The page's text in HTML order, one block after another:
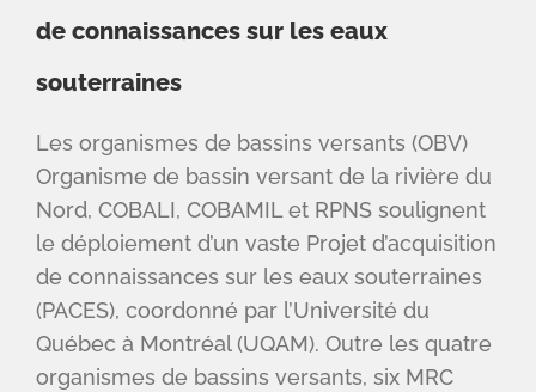
de connaissances sur les eaux
souterraines
Les organismes de bassins versants (OBV)
Organisme de bassin versant de la rivière du
Nord, COBALI, COBAMIL et RPNS soulignent
le déploiement d’un vaste Projet d’acquisition
de connaissances sur les eaux souterraines
(PACES), coordonné par l’Université du
Québec à Montréal (UQAM). Outre les quatre
organismes de bassins versants, six MRC